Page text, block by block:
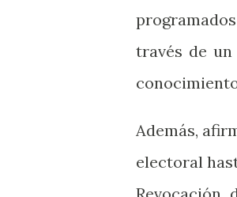
través de
Además,
electoral